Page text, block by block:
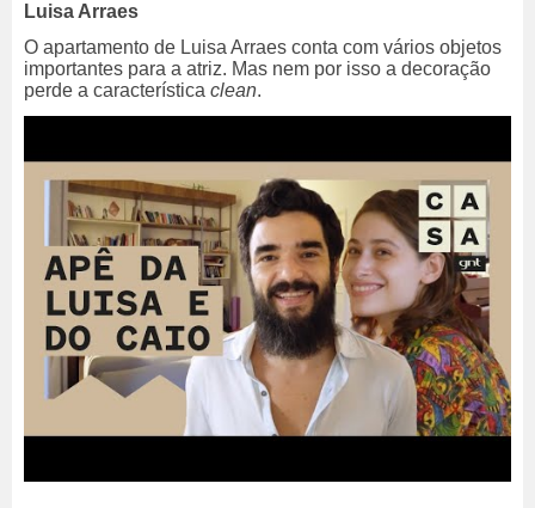
Luisa Arraes
O apartamento de Luisa Arraes conta com vários objetos
importantes para a atriz. Mas nem por isso a decoração
perde a característica clean.